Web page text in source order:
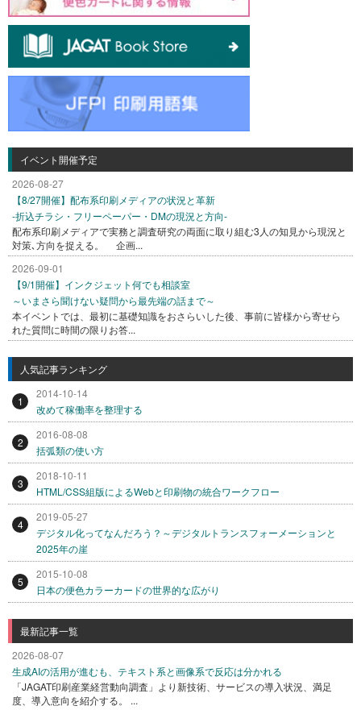
イベント開催予定
2026-08-27
【8/27開催】配布系印刷メディアの状況と革新
-折込チラシ・フリーペーパー・DMの現況と方向-
配布系印刷メディアで実務と調査研究の両面に取り組む3人の知見から現況と
対策､方向を捉える。 企画...
2026-09-01
【9/1開催】インクジェット何でも相談室
～いまさら聞けない疑問から最先端の話まで～
本イベントでは、最初に基礎知識をおさらいした後、事前に皆様から寄せら
れた質問に時間の限りお答...
人気記事ランキング
1
2014-10-14
改めて稼働率を整理する
2
2016-08-08
括弧類の使い方
3
2018-10-11
HTML/CSS組版によるWebと印刷物の統合ワークフロー
4
2019-05-27
デジタル化ってなんだろう？～デジタルトランスフォーメーションと
2025年の崖
5
2015-10-08
日本の便色カラーカードの世界的な広がり
最新記事一覧
2026-08-07
生成AIの活用が進むも、テキスト系と画像系で反応は分かれる
「JAGAT印刷産業経営動向調査」より新技術、サービスの導入状況、満足
度、導入意向を紹介する。 ...